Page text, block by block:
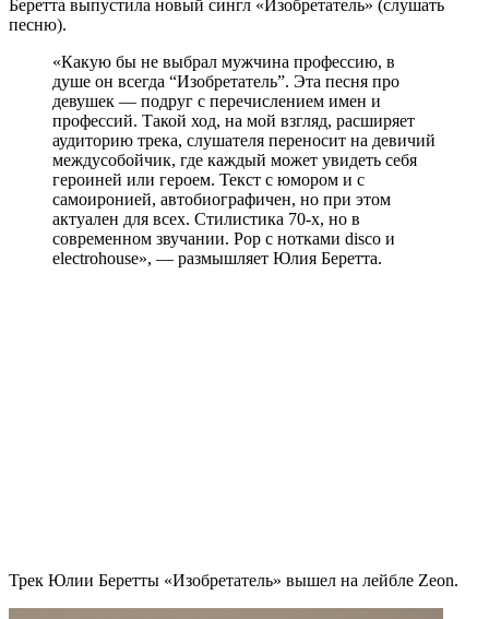
Беретта выпустила новый сингл «Изобретатель» (слушать
песню).
«Какую бы не выбрал мужчина профессию, в
душе он всегда “Изобретатель”. Эта песня про
девушек — подруг с перечислением имен и
профессий. Такой ход, на мой взгляд, расширяет
аудиторию трека, слушателя переносит на девичий
междусобойчик, где каждый может увидеть себя
героиней или героем. Текст с юмором и с
самоиронией, автобиографичен, но при этом
актуален для всех. Стилистика 70-х, но в
современном звучании. Pop с нотками disco и
electrohouse», — размышляет Юлия Беретта.
Трек Юлии Беретты «Изобретатель» вышел на лейбле Zeon.